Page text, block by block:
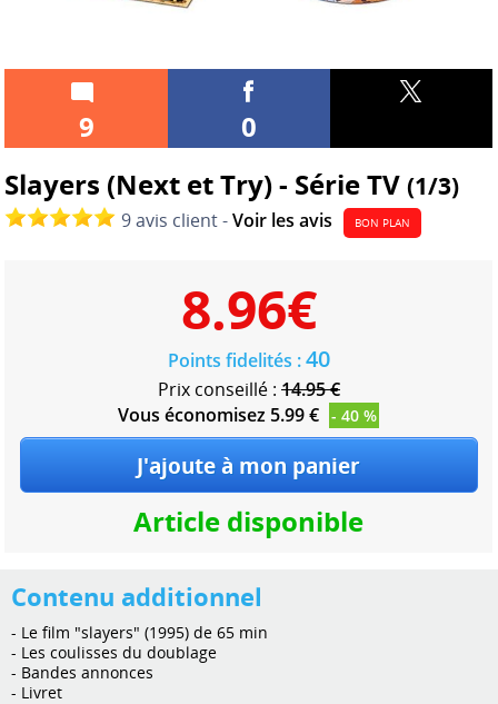
9
0
Slayers (Next et Try) - Série TV(1/3)
9 avis client -Voir les avis BON PLAN
8.96€
Points fidelités :40
Prix conseillé : 14.95 €
Vous économisez 5.99 €
- 40 %
Article disponible
Contenu additionnel
- Le film "slayers" (1995) de 65 min
- Les coulisses du doublage
- Bandes annonces
- Livret